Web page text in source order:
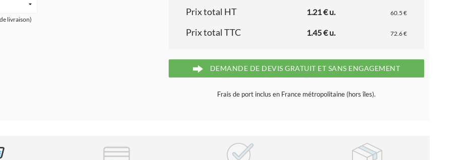
livraison)
Prix total HT
1.21 € u. 60.5 €
Prix total TTC 1.45 € u. 72.6 €
DEMANDE DE DEVIS GRATUIT ET SANS ENGAGEMENT
Frais de port inclus en France métropolitaine (hors îles).